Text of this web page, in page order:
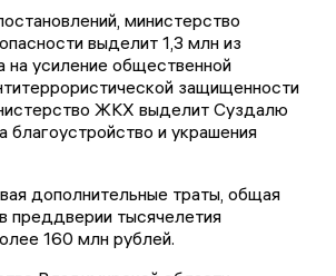
министерство
выделит 1,3 млн из
на усиление общественной
защищенности
ЖКХ выделит Суздалю
благоустройство и украшения
дополнительные траты, общая
преддверии тысячелетия
160 млн рублей.